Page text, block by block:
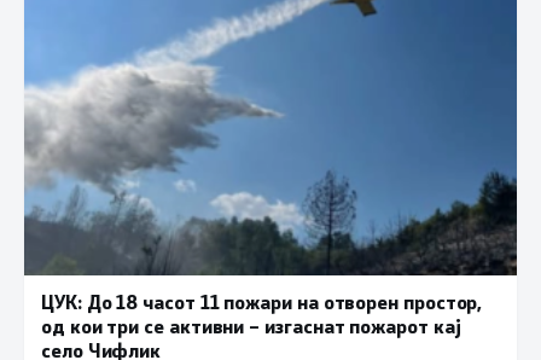
ЦУК: До 18 часот 11 пожари на отворен простор,
од кои три се активни – изгаснат пожарот кај
село Чифлик